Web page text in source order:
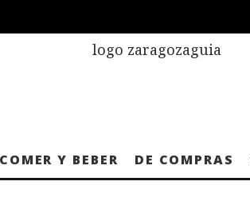
COMER Y BEBER DE COMPRAS